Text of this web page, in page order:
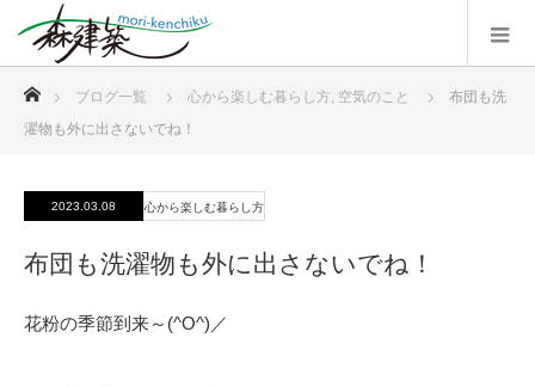
ブログ一覧 心から楽しむ暮らし方, 空気のこと
布団も洗
濯物も外に出さないでね！
2023.03.08 心から楽しむ暮らし方
布団も洗濯物も外に出さないでね！
花粉の季節到来～(^O^)／